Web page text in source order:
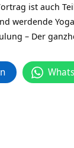
ist auch
werdende
– Der